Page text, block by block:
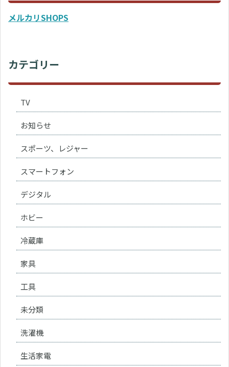
メルカリSHOPS
カテゴリー
TV
お知らせ
スポーツ、レジャー
スマートフォン
デジタル
ホビー
冷蔵庫
家具
工具
未分類
洗濯機
生活家電